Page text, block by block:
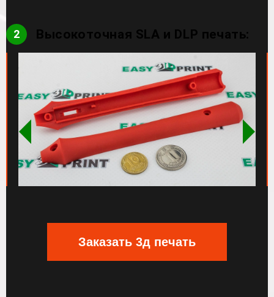
2 Высокоточная SLA и DLP печать:
Заказать 3д печать